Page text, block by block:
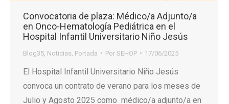
Convocatoria de plaza: Médico/a Adjunto/a
en Onco-Hematología Pediátrica en el
Hospital Infantil Universitario Niño Jesús
Blog35 Noticias Portada Por SEHOP 17/06/2025
El Hospital Infantil Universitario Niño Jesús
convoca un contrato de verano para los meses de
Julio y Agosto 2025 como médico/a adjunto/a en